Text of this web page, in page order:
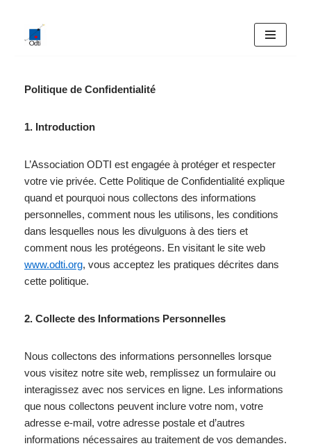
contenu
Politique de Confidentialité
1. Introduction
L’Association ODTI est engagée à protéger et respecter
votre vie privée. Cette Politique de Confidentialité explique
quand et pourquoi nous collectons des informations
personnelles, comment nous les utilisons, les conditions
dans lesquelles nous les divulguons à des tiers et
comment nous les protégeons. En visitant le site web
www.odti.org, vous acceptez les pratiques décrites dans
cette politique.
2. Collecte des Informations Personnelles
Nous collectons des informations personnelles lorsque
vous visitez notre site web, remplissez un formulaire ou
interagissez avec nos services en ligne. Les informations
que nous collectons peuvent inclure votre nom, votre
adresse e-mail, votre adresse postale et d’autres
informations nécessaires au traitement de vos demandes.